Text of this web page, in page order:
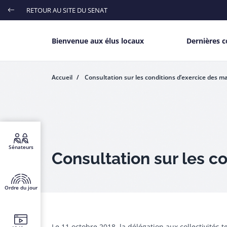
Aller
MenuRETOUR AU SITE DU SENAT
Main menu
Bienvenue aux élus locaux Dernières
Menu
fixe
Sénateurs
Ordre du jour
Accueil Consultation sur les conditions d’exercice des
Consultation sur les